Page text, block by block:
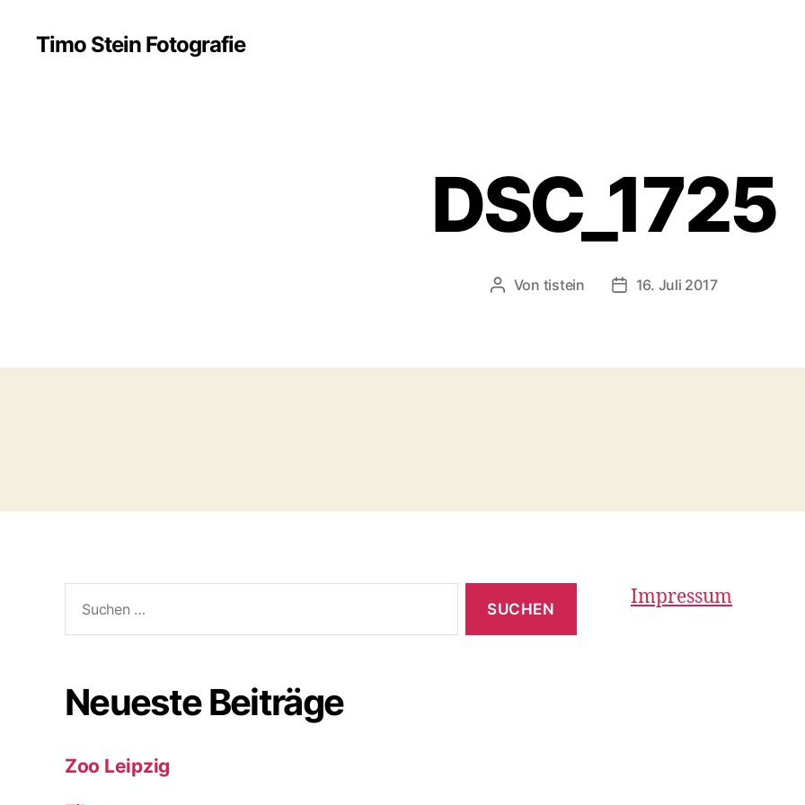
Timo Stein Fotografie
DSC_1725
Beitragsautor
Von tistein Veröffentlichungsdatum
16. Juli 2017
nach:
Neueste Beiträge
Zoo Leipzig
Impressum